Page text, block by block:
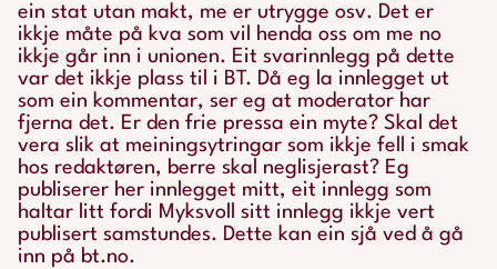
ein stat utan makt, me er utrygge osv. Det er
ikkje måte på kva som vil henda oss om me no
ikkje går inn i unionen. Eit svarinnlegg på dette
var det ikkje plass til i BT. Då eg la innlegget ut
som ein kommentar, ser eg at moderator har
fjerna det. Er den frie pressa ein myte? Skal det
vera slik at meiningsytringar som ikkje fell i smak
hos redaktøren, berre skal neglisjerast? Eg
publiserer her innlegget mitt, eit innlegg som
haltar litt fordi Myksvoll sitt innlegg ikkje vert
publisert samstundes. Dette kan ein sjå ved å gå
inn på bt.no.